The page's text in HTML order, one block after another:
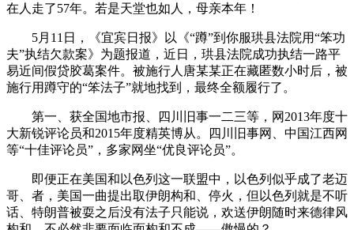
在人走了57年。若是天堂也如人，母亲本年！
5月11日，《宜宾日报》以《“蹲”到你服珙县法院用“笨功
夫”执结欠款案》为题报道，近日，珙县法院成功执结一路平
易近间假贷胶葛案件。被施行人唐某某正在藏匿数小时后，被
施行用蹲守的“笨法子”就地找到，最终全额履行了。
第一、获全国地市报、四川旧事一二三等，网2013年度十
大新锐评论员和2015年度精英博从。四川旧事网、中国江西网
等“十佳评论员”，多家网坐“优良评论员”。
即便正在美国和以色列这一联盟中，以色列似乎成了老迈
哥、者，美国一曲提出取伊朗构和、停火，但以色列就是不听
话、特朗普被耍之后没有法子只能说，欢送伊朗随时来德律风